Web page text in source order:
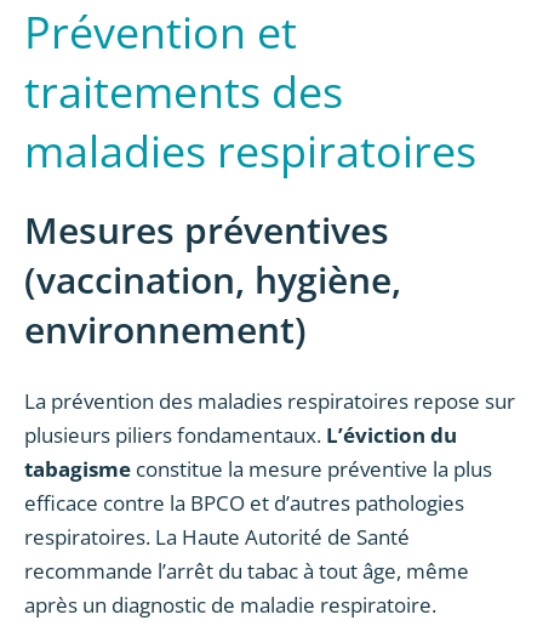
Prévention et
traitements des
maladies respiratoires
Mesures préventives
(vaccination, hygiène,
environnement)
La prévention des maladies respiratoires repose sur
plusieurs piliers fondamentaux. L’éviction du
tabagisme constitue la mesure préventive la plus
efficace contre la BPCO et d’autres pathologies
respiratoires. La Haute Autorité de Santé
recommande l’arrêt du tabac à tout âge, même
après un diagnostic de maladie respiratoire.